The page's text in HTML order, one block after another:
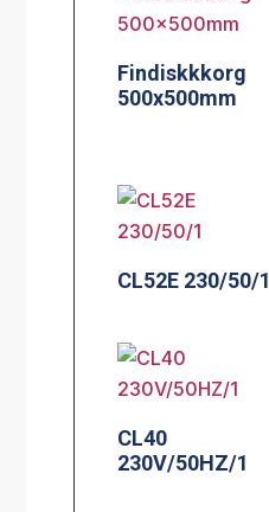
Findiskkkorg
500x500mm
CL52E 230/50/1
CL40
230V/50HZ/1